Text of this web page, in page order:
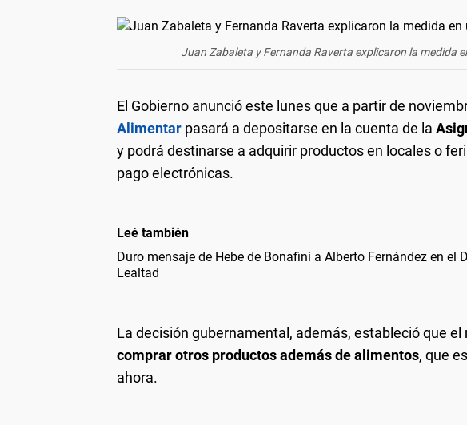
Juan Zabaleta y Fernanda Raverta explicaron la medida
El Gobierno anunció este lunes que a partir de
Alimentar pasará a depositarse en la cuenta de la
y podrá destinarse a adquirir productos en locales o
pago electrónicas.
Leé también
Duro mensaje de Hebe de Bonafini a Alberto Fernández en el
Lealtad
La decisión gubernamental, además, estableció que el
comprar otros productosademás de alimentos, que
ahora.